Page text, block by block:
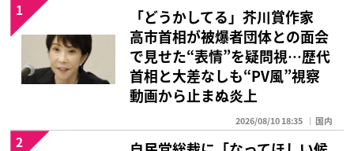
「どうかしてる」芥川賞作家
高市首相が被爆者団体との面会
で見せた“表情”を疑問視…歴代
首相と大差なしも“PV風”視察
動画から止まぬ炎上
2026/08/10 18:35 国内
1
2